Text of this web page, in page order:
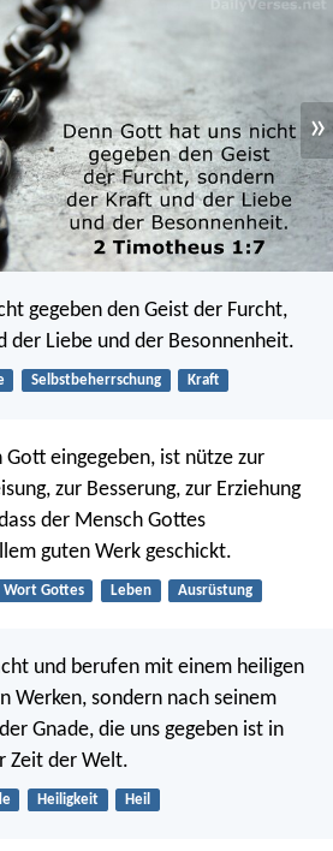
»
gegeben den Geist der Furcht,
der Liebe und der Besonnenheit.
Selbstbeherrschung Kraft
eingegeben, ist nütze zur
zur Besserung, zur Erziehung
der Mensch Gottes
guten Werk geschickt.
Wort Gottes Leben Ausrüstung
und berufen mit einem heiligen
Werken, sondern nach seinem
Gnade, die uns gegeben ist in
Zeit der Welt.
Heiligkeit Heil